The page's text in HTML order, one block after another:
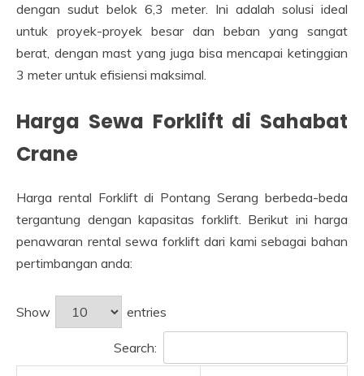
dengan sudut belok 6,3 meter. Ini adalah solusi ideal
untuk proyek-proyek besar dan beban yang sangat
berat, dengan mast yang juga bisa mencapai ketinggian
3 meter untuk efisiensi maksimal.
Harga Sewa Forklift di Sahabat
Crane
Harga rental Forklift di Pontang Serang berbeda-beda
tergantung dengan kapasitas forklift. Berikut ini harga
penawaran rental sewa forklift dari kami sebagai bahan
pertimbangan anda:
Show entries
Search: